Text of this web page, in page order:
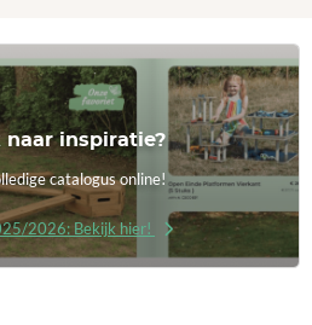
naar inspiratie?
catalogus online!
2026: Bekijk hier!